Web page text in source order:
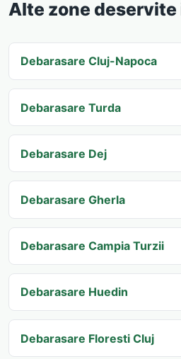
Alte zone deservite
Debarasare Cluj-Napoca
Debarasare Turda
Debarasare Dej
Debarasare Gherla
Debarasare Campia Turzii
Debarasare Huedin
Debarasare Floresti Cluj